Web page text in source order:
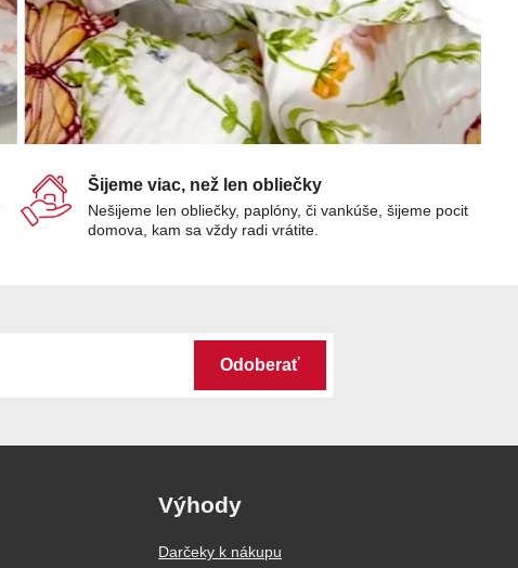
Šijeme viac, než len obliečky
Nešijeme len obliečky, paplóny, či vankúše, šijeme pocit
domova, kam sa vždy radi vrátite.
Odoberať
Výhody
Darčeky k nákupu